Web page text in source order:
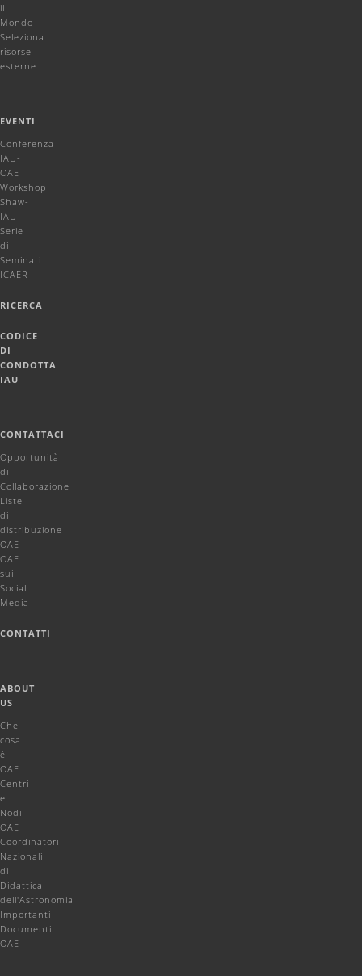
il
Mondo
Seleziona
risorse
esterne
EVENTI
Conferenza
IAU-
OAE
Workshop
Shaw-
IAU
Serie
di
Seminati
ICAER
RICERCA
CODICE
DI
CONDOTTA
IAU
CONTATTACI
Opportunità
di
Collaborazione
Liste
di
distribuzione
OAE
OAE
sui
Social
Media
CONTATTI
ABOUT
US
Che
cosa
é
OAE
Centri
e
Nodi
OAE
Coordinatori
Nazionali
di
Didattica
dell'Astronomia
Importanti
Documenti
OAE